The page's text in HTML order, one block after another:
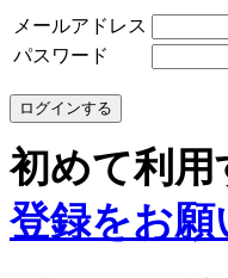
メールアドレス
パスワード
初めて利用
登録をお